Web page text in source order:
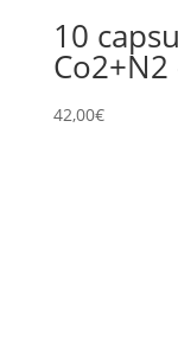
10
42,00€